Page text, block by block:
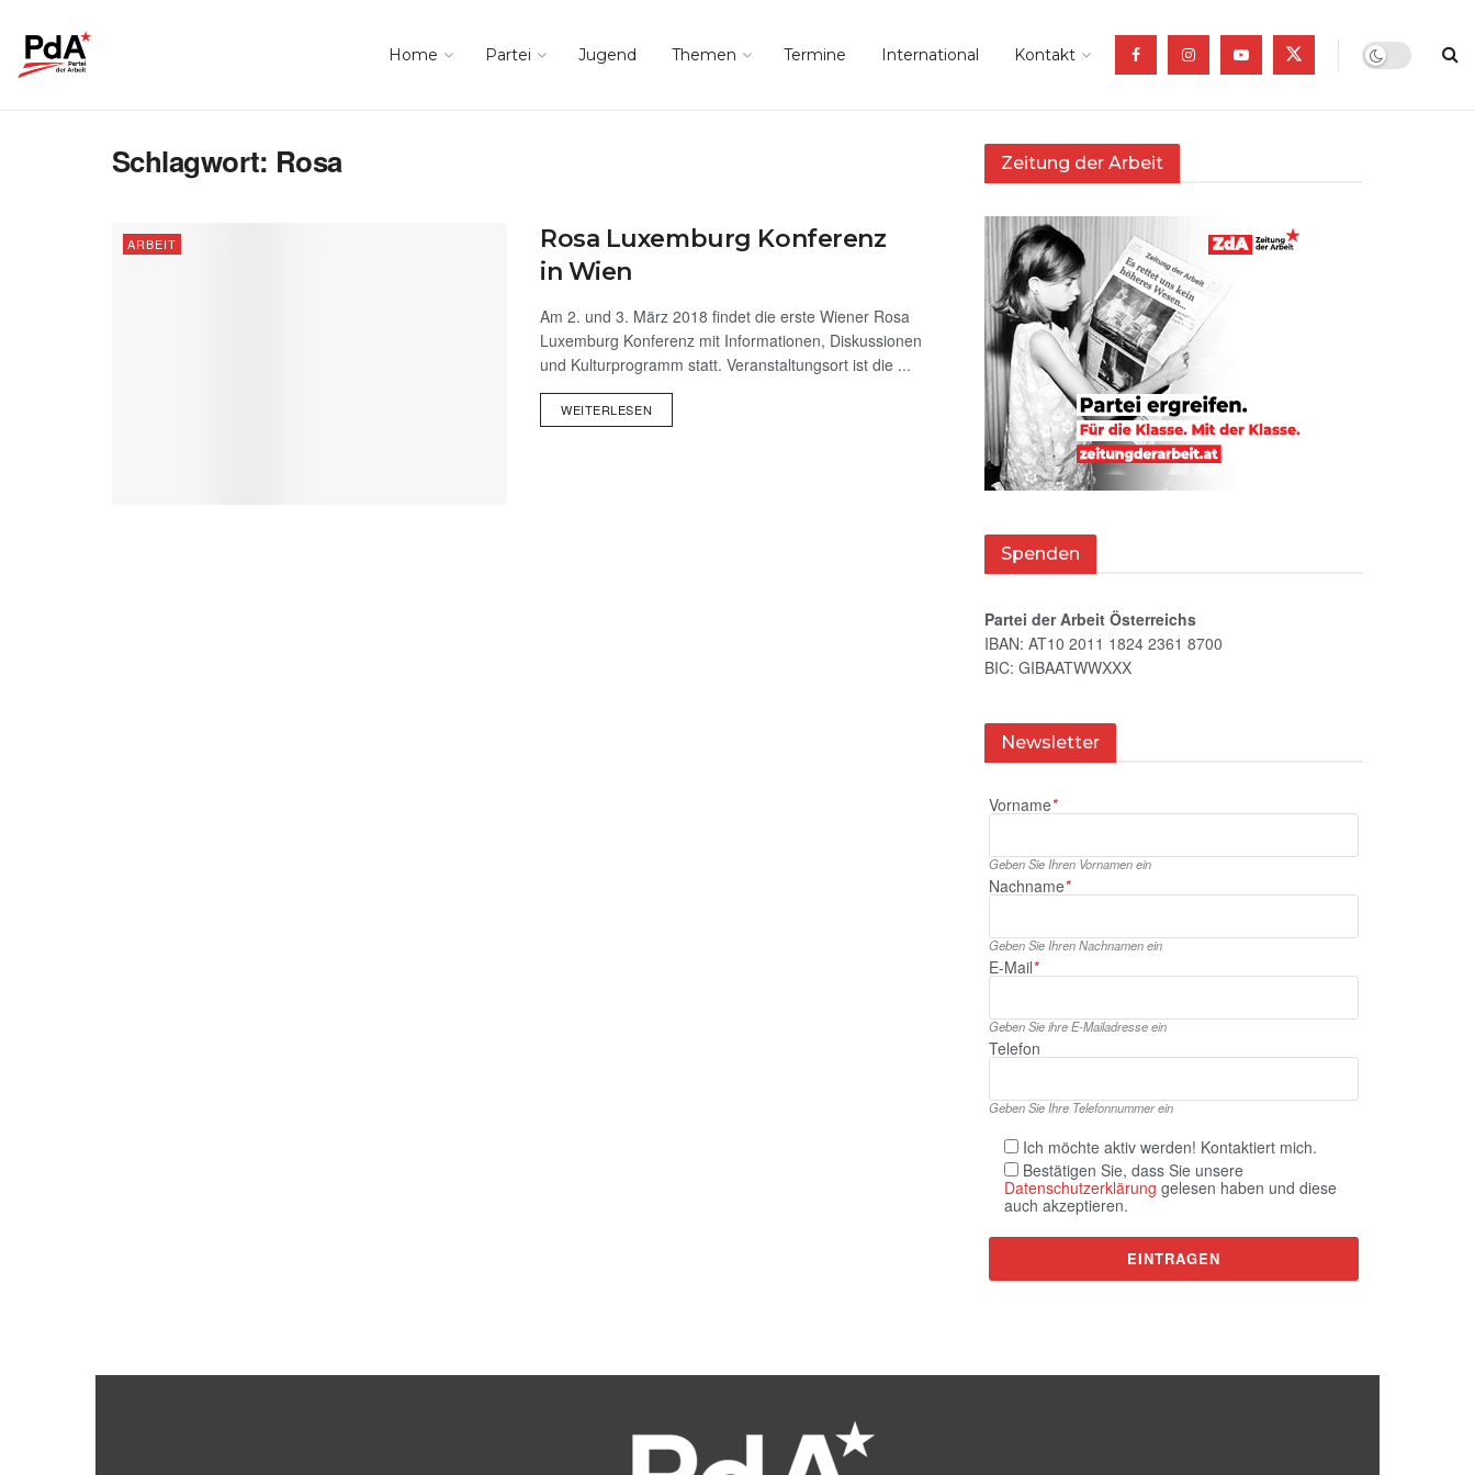
Home Partei Jugend Themen Termine International Kontakt
Schlagwort: Rosa
ARBEIT
Rosa Luxemburg Konferenz
in Wien
Am 2. und 3. März 2018 findet die erste Wiener Rosa
Luxemburg Konferenz mit Informationen, Diskussionen
und Kulturprogramm statt. Veranstaltungsort ist die ...
WEITERLESEN
Zeitung der Arbeit
Spenden
Partei der Arbeit Österreichs
IBAN: AT10 2011 1824 2361 8700
BIC: GIBAATWWXXX
Newsletter
Vorname*
Geben Sie Ihren Vornamen ein
Nachname*
Geben Sie Ihren Nachnamen ein
E‑Mail*
Geben Sie ihre E‑Mailadresse ein
Telefon
Geben Sie Ihre Telefonnummer ein
Ich möchte aktiv werden! Kontaktiert mich.
Bestätigen Sie, dass Sie unsere
Datenschutzerklärung gelesen haben und diese
auch akzeptieren.